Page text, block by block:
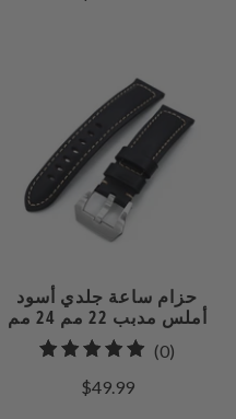
حزام ساعة جلدي أسود
أملس مدبب 22 مم 24 مم
(0)
$49.99